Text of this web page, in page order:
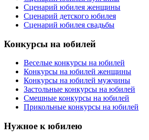
Сценарий юбилея женщины
Сценарий детского юбилея
Сценарий юбилея свадьбы
Конкурсы на юбилей
Веселые конкурсы на юбилей
Конкурсы на юбилей женщины
Конкурсы на юбилей мужчины
Застольные конкурсы на юбилей
Смешные конкурсы на юбилей
Прикольные конкурсы на юбилей
Нужное к юбилею